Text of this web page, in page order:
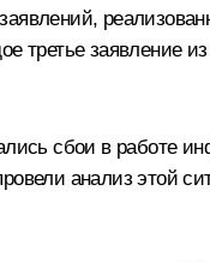
третье заявление
сбои в работе
анализ этой